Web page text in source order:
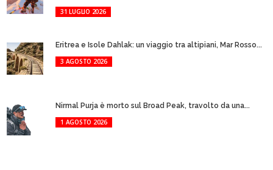
31 LUGLIO 2026
Eritrea e Isole Dahlak: un viaggio tra altipiani, Mar Rosso...
3 AGOSTO 2026
Nirmal Purja è morto sul Broad Peak, travolto da una...
1 AGOSTO 2026